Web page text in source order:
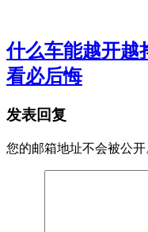
什么车能越开越
看必后悔
发表回复
您的邮箱地址不会被公开